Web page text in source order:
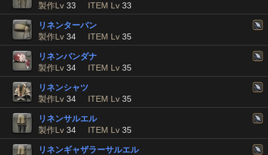
製作Lv 33 ITEM Lv 33
リネンターバン
製作Lv 34 ITEM Lv 35
リネンバンダナ
製作Lv 34 ITEM Lv 35
リネンシャツ
製作Lv 34 ITEM Lv 35
リネンサルエル
製作Lv 34 ITEM Lv 35
リネンギャザラーサルエル